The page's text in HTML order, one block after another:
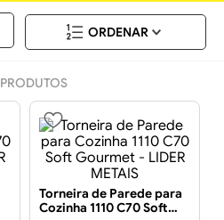
PRODUTOS
Torneira de Parede para
Cozinha 1110 C70 Soft